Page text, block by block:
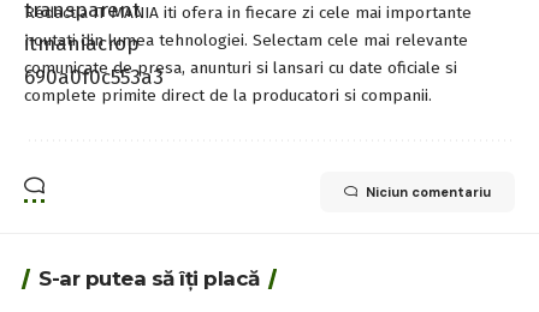
Redactia IT MANIA iti ofera in fiecare zi cele mai importante
noutati din lumea tehnologiei. Selectam cele mai relevante
comunicate de presa, anunturi si lansari cu date oficiale si
complete primite direct de la producatori si companii.
Niciun comentariu
S-ar putea să îți placă